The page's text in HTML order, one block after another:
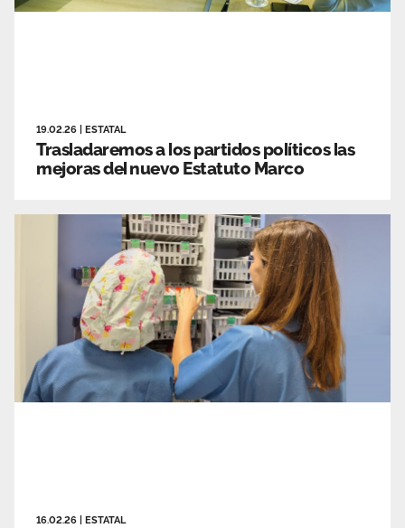
19.02.26 ESTATAL
Trasladaremos a los partidos políticos las
mejoras del nuevo Estatuto Marco
16.02.26 ESTATAL